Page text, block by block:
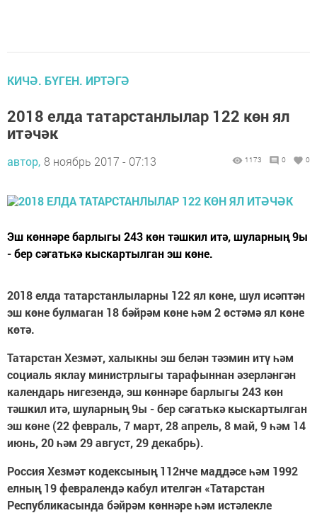
КИЧӘ. БҮГЕН. ИРТӘГӘ
2018 елда татарстанлылар 122 көн ял
итәчәк
автор, 8 ноябрь 2017 - 07:13 1173 0 0
Эш көннәре барлыгы 243 көн тәшкил итә, шуларның 9ы
- бер сәгатькә кыскартылган эш көне.
2018 елда татарстанлыларны 122 ял көне, шул исәптән
эш көне булмаган 18 бәйрәм көне һәм 2 өстәмә ял көне
көтә.
Татарстан Хезмәт, халыкны эш белән тәэмин итү һәм
социаль яклау министрлыгы тарафыннан әзерләнгән
календарь нигезендә, эш көннәре барлыгы 243 көн
тәшкил итә, шуларның 9ы - бер сәгатькә кыскартылган
эш көне (22 февраль, 7 март, 28 апрель, 8 май, 9 һәм 14
июнь, 20 һәм 29 август, 29 декабрь).
Россия Хезмәт кодексының 112нче маддәсе һәм 1992
елның 19 февралендә кабул ителгән «Татарстан
Республикасында бәйрәм көннәре һәм истәлекле